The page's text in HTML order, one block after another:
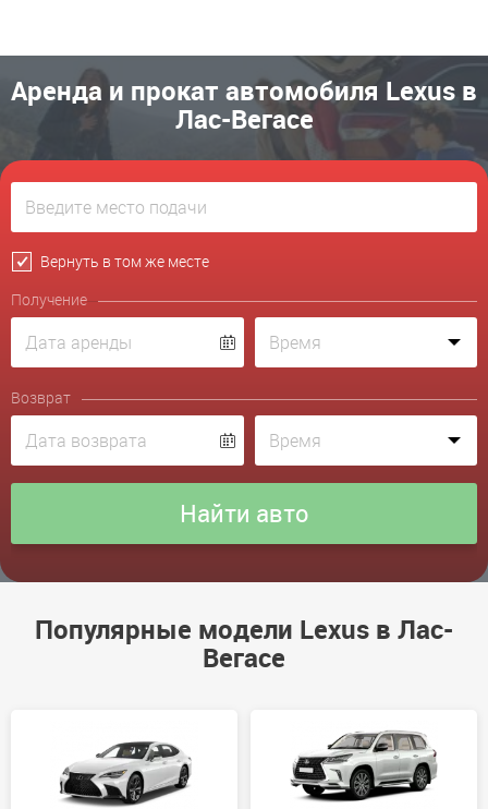
Аренда и прокат автомобиля Lexus в
Лас-Вегасе
Вернуть в том же месте
Получение
Возврат
Популярные модели Lexus в Лас-
Вегасе